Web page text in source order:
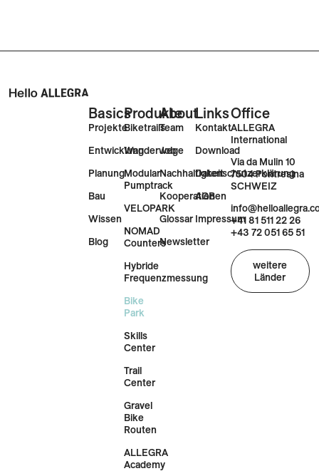
Basics
Projekte
Entwicklung
Planung
Bau
Wissen
Blog
Produkte
Biketrails
Wanderwege
Modular
Pumptrack
VELOPARK
NOMAD
Counters
Hybride
Frequenzmessung
Bike
Park
Skills
Center
Trail
Center
Gravel
Bike
Routen
ALLEGRA
Academy
About
Team
Job
Nachhaltigkeit
Kooperationen
Glossar
Newsletter
Links
Kontakt
Download
Datenschutzerklärung
AGB
Impressum
Office
ALLEGRA
International
Via da Mulin 10
7504 Pontresina
SCHWEIZ
+41 81 511 22 26
+43 72 051 65 51
weitere
Länder